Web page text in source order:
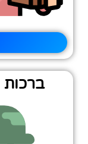
ברכות